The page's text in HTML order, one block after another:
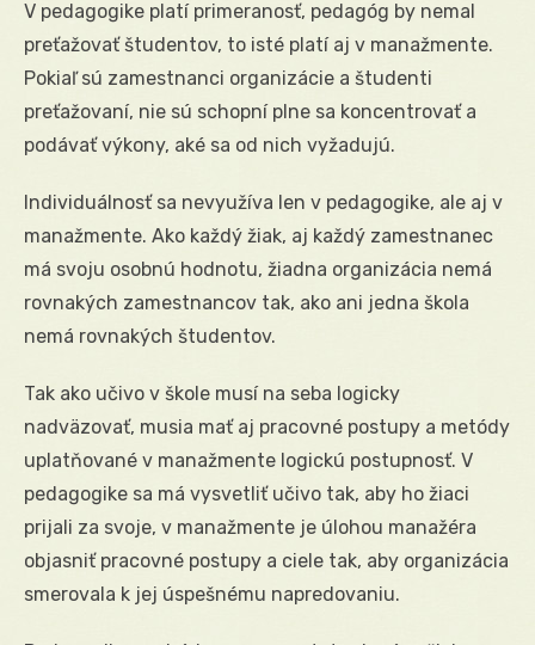
V pedagogike platí primeranosť, pedagóg by nemal
preťažovať študentov, to isté platí aj v manažmente.
Pokiaľ sú zamestnanci organizácie a študenti
preťažovaní, nie sú schopní plne sa koncentrovať a
podávať výkony, aké sa od nich vyžadujú.
Individuálnosť sa nevyužíva len v pedagogike, ale aj v
manažmente. Ako každý žiak, aj každý zamestnanec
má svoju osobnú hodnotu, žiadna organizácia nemá
rovnakých zamestnancov tak, ako ani jedna škola
nemá rovnakých študentov.
Tak ako učivo v škole musí na seba logicky
nadväzovať, musia mať aj pracovné postupy a metódy
uplatňované v manažmente logickú postupnosť. V
pedagogike sa má vysvetliť učivo tak, aby ho žiaci
prijali za svoje, v manažmente je úlohou manažéra
objasniť pracovné postupy a ciele tak, aby organizácia
smerovala k jej úspešnému napredovaniu.